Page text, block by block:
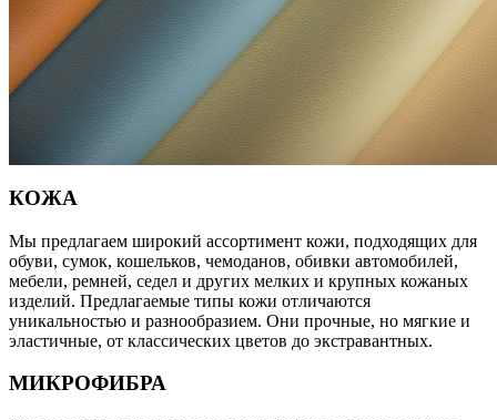
КОЖА
Мы предлагаем широкий ассортимент кожи, подходящих для
обуви, сумок, кошельков, чемоданов, обивки автомобилей,
мебели, ремней, седел и других мелких и крупных кожаных
изделий. Предлагаемые типы кожи отличаются
уникальностью и разнообразием. Они прочные, но мягкие и
эластичные, от классических цветов до экстравантных.
МИКРОФИБРА